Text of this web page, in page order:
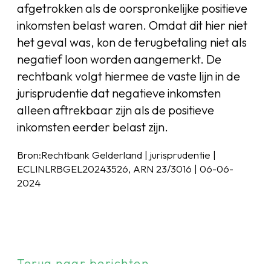
afgetrokken als de oorspronkelijke positieve
inkomsten belast waren. Omdat dit hier niet
het geval was, kon de terugbetaling niet als
negatief loon worden aangemerkt. De
rechtbank volgt hiermee de vaste lijn in de
jurisprudentie dat negatieve inkomsten
alleen aftrekbaar zijn als de positieve
inkomsten eerder belast zijn.
Bron:Rechtbank Gelderland | jurisprudentie |
ECLINLRBGEL20243526, ARN 23/3016 | 06-06-
2024